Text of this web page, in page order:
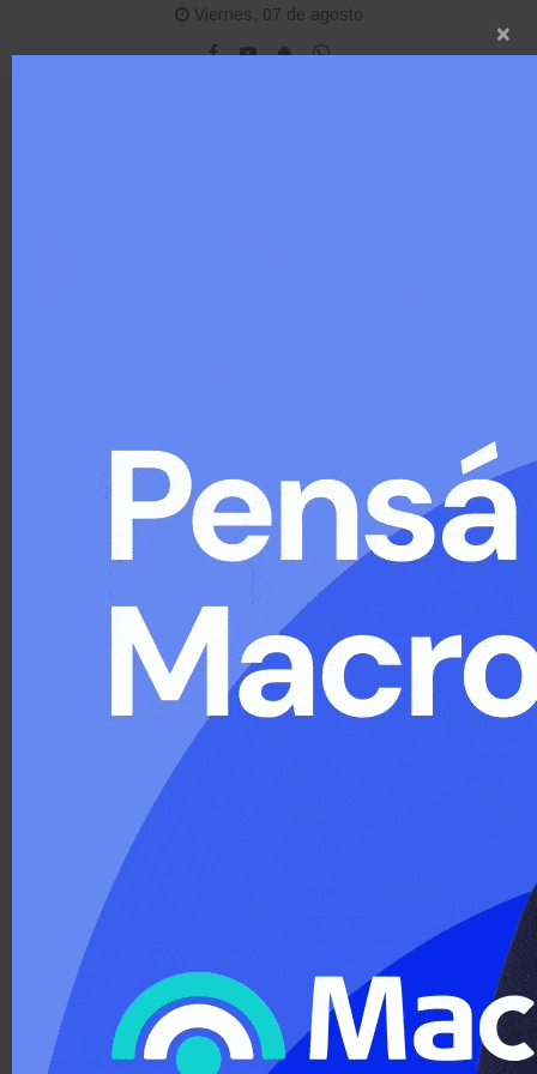
Viernes, 07 de agosto
×